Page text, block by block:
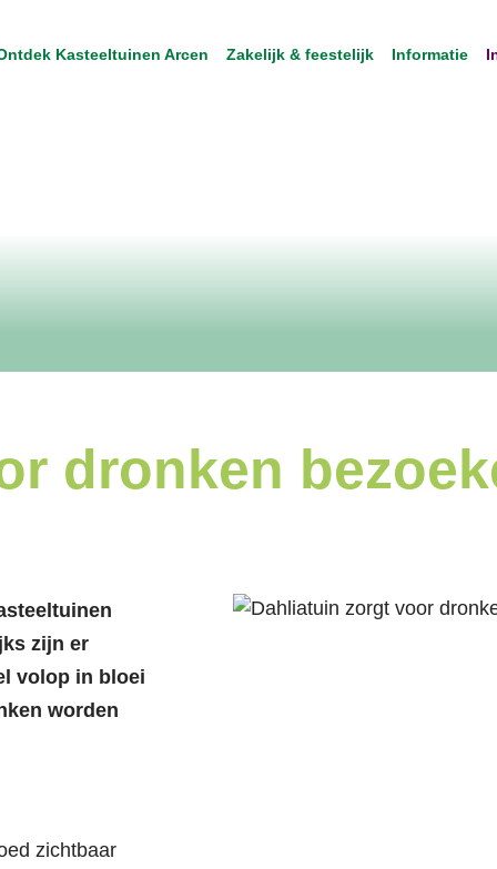
Kasteeltuinen Arcen Zakelijk & feestelijk Informatie
dronken
zijn er
volop in bloei
worden
zichtbaar